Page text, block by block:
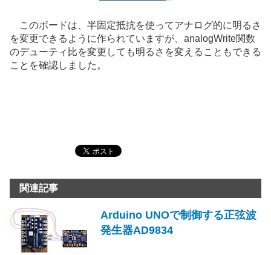
このボードは、半固定抵抗を使ってアナログ的に明るさ
を変更できるように作られていますが、analogWrite関数
のデューティ比を変更しても明るさを変えることもできる
ことを確認しました。
関連記事
Arduino UNOで制御する正弦波
発生器AD9834